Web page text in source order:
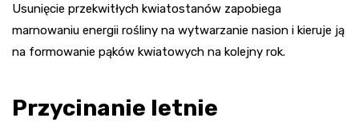
Usunięcie przekwitłych kwiatostanów zapobiega
marnowaniu energii rośliny na wytwarzanie nasion i kieruje ją
na formowanie pąków kwiatowych na kolejny rok.
Przycinanie letnie